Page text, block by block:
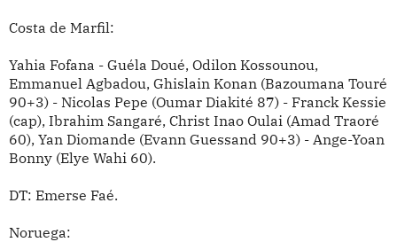
Costa de Marfil:
Yahia Fofana - Guéla Doué, Odilon Kossounou,
Emmanuel Agbadou, Ghislain Konan (Bazoumana Touré
90+3) - Nicolas Pepe (Oumar Diakité 87) - Franck Kessie
(cap), Ibrahim Sangaré, Christ Inao Oulai (Amad Traoré
60), Yan Diomande (Evann Guessand 90+3) - Ange-Yoan
Bonny (Elye Wahi 60).
DT: Emerse Faé.
Noruega: